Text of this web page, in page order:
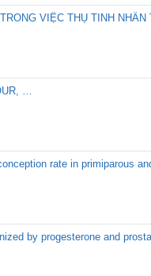
VIỆC THỤ TINH
…
rate in primiparous
by progesterone and